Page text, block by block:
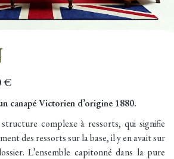
€
canapé Victorien d’origine 1880.
complexe à ressorts, qui signifie
des ressorts sur la base, il y en avait sur
L’ensemble capitonné dans la pure